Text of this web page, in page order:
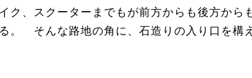
ク、スクーターまでもが前方からも後方から
。 そんな路地の角に、石造りの入り口を構え